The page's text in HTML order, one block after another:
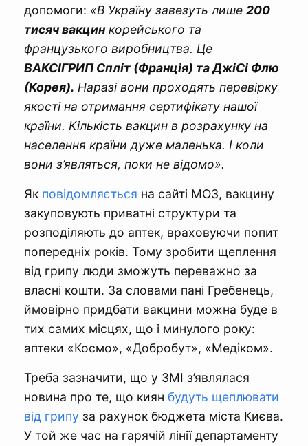
допомоги: «В Україну завезуть лише 200
тисяч вакцин корейського та
французького виробництва. Це
ВАКСІГРИП Спліт (Франція) та ДжіСі Флю
(Корея). Наразі вони проходять перевірку
якості на отримання сертифікату нашої
країни. Кількість вакцин в розрахунку на
населення країни дуже маленька. І коли
вони з’являться, поки не відомо».
Як повідомляється на сайті МОЗ, вакцину
закуповують приватні структури та
розподіляють до аптек, враховуючи попит
попередніх років. Тому зробити щеплення
від грипу люди зможуть переважно за
власні кошти. За словами пані Гребенець,
ймовірно придбати вакцини можна буде в
тих самих місцях, що і минулого року:
аптеки «Космо», «Добробут», «Медіком».
Треба зазначити, що у ЗМІ з’являлася
новина про те, що киян будуть щеплювати
від грипу за рахунок бюджета міста Києва.
У той же час на гарячій лінії департаменту